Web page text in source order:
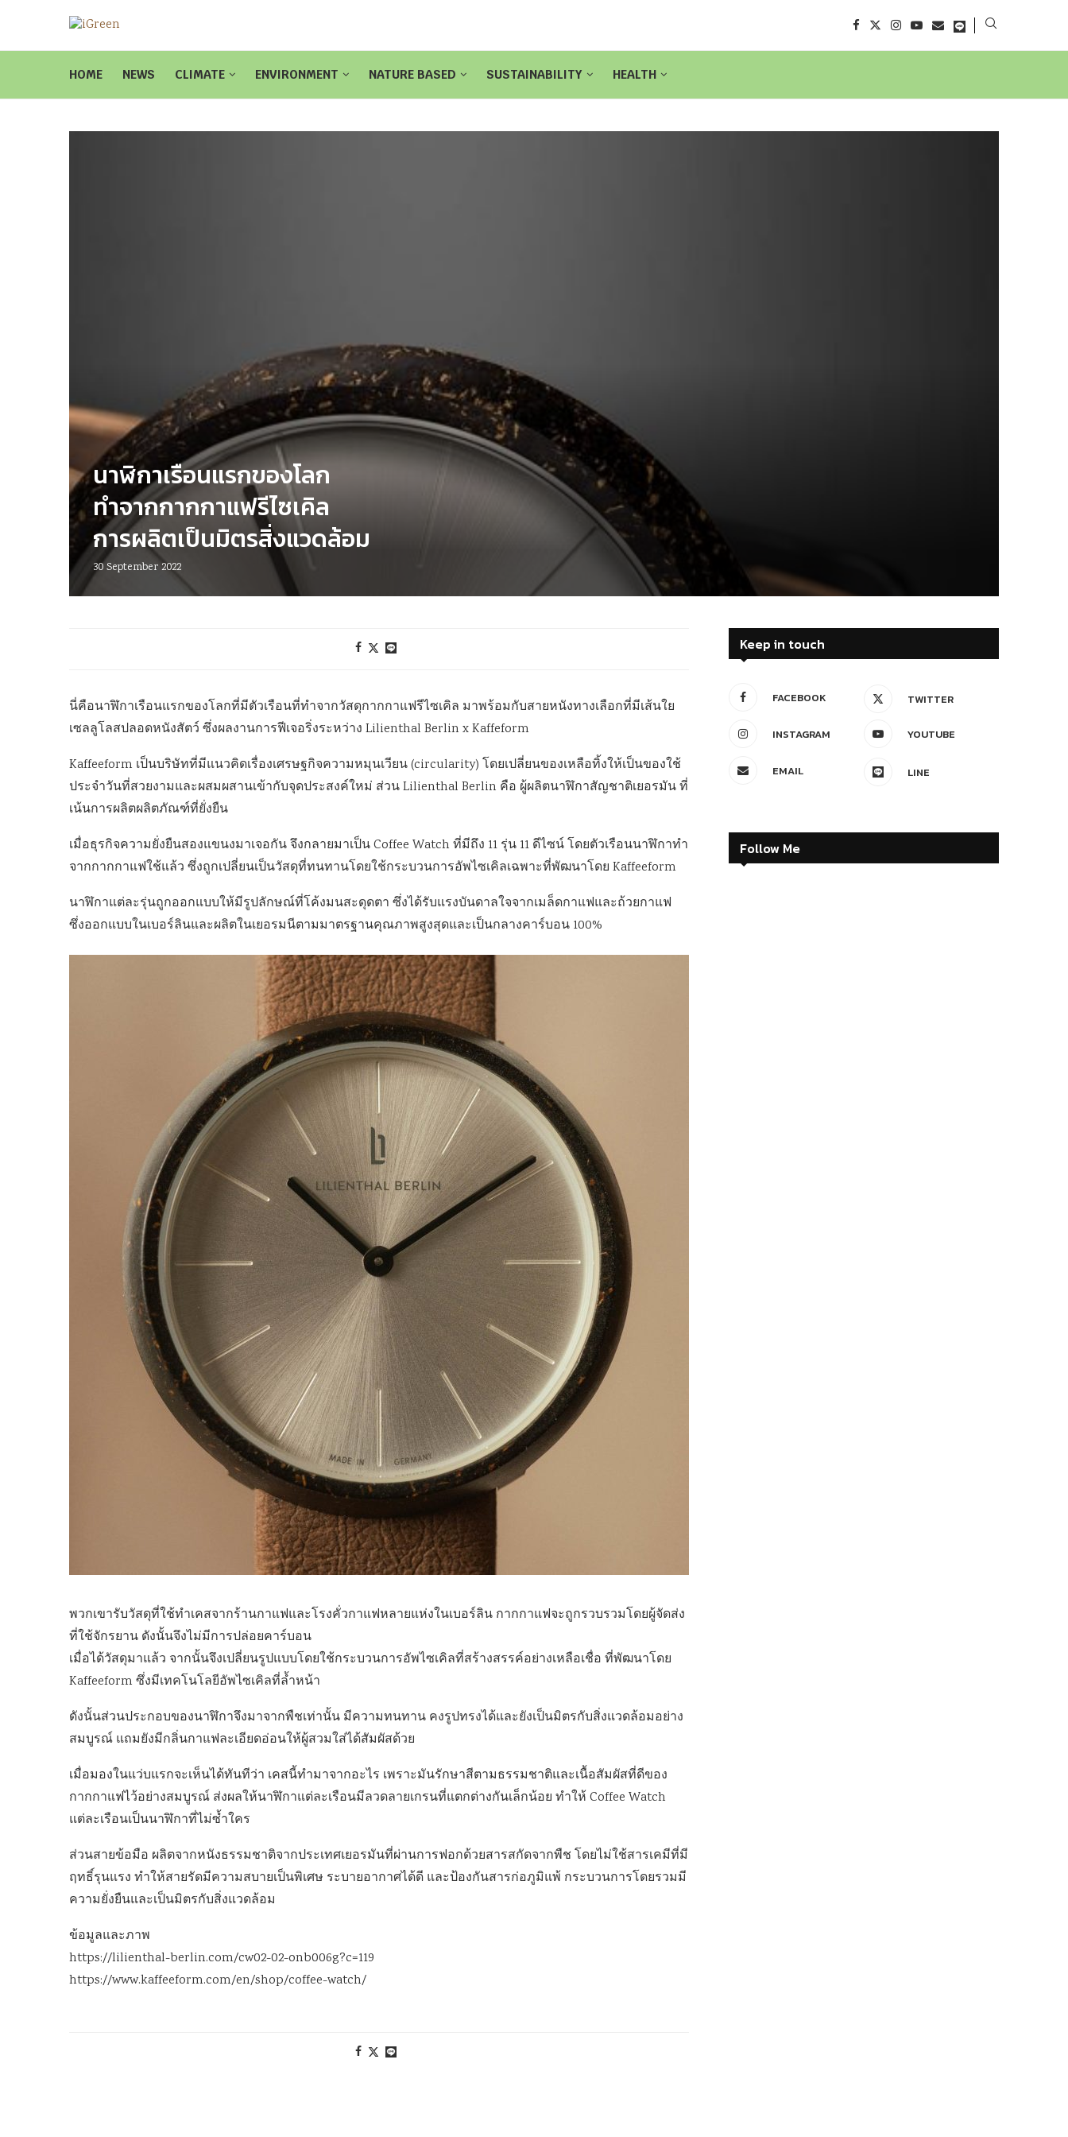
HOME NEWS CLIMATE ENVIRONMENT NATURE BASED SUSTAINABILITY HEALTH
นาฬิกาเรือนแรกของโลก
ทำจากกากกาแฟรีไซเคิล
การผลิตเป็นมิตรสิ่งแวดล้อม
30 September 2022
นี่คือนาฬิกาเรือนแรกของโลกที่มีตัวเรือนที่ทำจากวัสดุกากกาแฟรีไซเคิล มาพร้อมกับสายหนังทางเลือกที่มีเส้นใย
เซลลูโลสปลอดหนังสัตว์ ซึ่งผลงานการฟีเจอริ่งระหว่าง Lilienthal Berlin x Kaffeform
Kaffeeform เป็นบริษัทที่มีแนวคิดเรื่องเศรษฐกิจความหมุนเวียน (circularity) โดยเปลี่ยนของเหลือทิ้งให้เป็นของใช้
ประจำวันที่สวยงามและผสมผสานเข้ากับจุดประสงค์ใหม่ ส่วน Lilienthal Berlin คือ ผู้ผลิตนาฬิกาสัญชาติเยอรมัน ที่
เน้นการผลิตผลิตภัณฑ์ที่ยั่งยืน
เมื่อธุรกิจความยั่งยืนสองแขนงมาเจอกัน จึงกลายมาเป็น Coffee Watch ที่มีถึง 11 รุ่น 11 ดีไซน์ โดยตัวเรือนนาฬิกาทำ
จากกากกาแฟใช้แล้ว ซึ่งถูกเปลี่ยนเป็นวัสดุที่ทนทานโดยใช้กระบวนการอัพไซเคิลเฉพาะที่พัฒนาโดย Kaffeeform
นาฬิกาแต่ละรุ่นถูกออกแบบให้มีรูปลักษณ์ที่โค้งมนสะดุดตา ซึ่งได้รับแรงบันดาลใจจากเมล็ดกาแฟและถ้วยกาแฟ
ซึ่งออกแบบในเบอร์ลินและผลิตในเยอรมนีตามมาตรฐานคุณภาพสูงสุดและเป็นกลางคาร์บอน 100%
พวกเขารับวัสดุที่ใช้ทำเคสจากร้านกาแฟและโรงคั่วกาแฟหลายแห่งในเบอร์ลิน กากกาแฟจะถูกรวบรวมโดยผู้จัดส่ง
ที่ใช้จักรยาน ดังนั้นจึงไม่มีการปล่อยคาร์บอน
เมื่อได้วัสดุมาแล้ว จากนั้นจึงเปลี่ยนรูปแบบโดยใช้กระบวนการอัพไซเคิลที่สร้างสรรค์อย่างเหลือเชื่อ ที่พัฒนาโดย
Kaffeeform ซึ่งมีเทคโนโลยีอัพไซเคิลที่ล้ำหน้า
ดังนั้นส่วนประกอบของนาฬิกาจึงมาจากพืชเท่านั้น มีความทนทาน คงรูปทรงได้และยังเป็นมิตรกับสิ่งแวดล้อมอย่าง
สมบูรณ์ แถมยังมีกลิ่นกาแฟละเอียดอ่อนให้ผู้สวมใส่ได้สัมผัสด้วย
เมื่อมองในแว่บแรกจะเห็นได้ทันทีว่า เคสนี้ทำมาจากอะไร เพราะมันรักษาสีตามธรรมชาติและเนื้อสัมผัสที่ดีของ
กากกาแฟไว้อย่างสมบูรณ์ ส่งผลให้นาฬิกาแต่ละเรือนมีลวดลายเกรนที่แตกต่างกันเล็กน้อย ทำให้ Coffee Watch
แต่ละเรือนเป็นนาฬิกาที่ไม่ซ้ำใคร
ส่วนสายข้อมือ ผลิตจากหนังธรรมชาติจากประเทศเยอรมันที่ผ่านการฟอกด้วยสารสกัดจากพืช โดยไม่ใช้สารเคมีที่มี
ฤทธิ์รุนแรง ทำให้สายรัดมีความสบายเป็นพิเศษ ระบายอากาศได้ดี และป้องกันสารก่อภูมิแพ้ กระบวนการโดยรวมมี
ความยั่งยืนและเป็นมิตรกับสิ่งแวดล้อม
ข้อมูลและภาพ
https://lilienthal-berlin.com/cw02-02-onb006g?c=119
https://www.kaffeeform.com/en/shop/coffee-watch/
Keep in touch
FACEBOOK TWITTER
INSTAGRAM YOUTUBE
EMAIL LINE
Follow Me